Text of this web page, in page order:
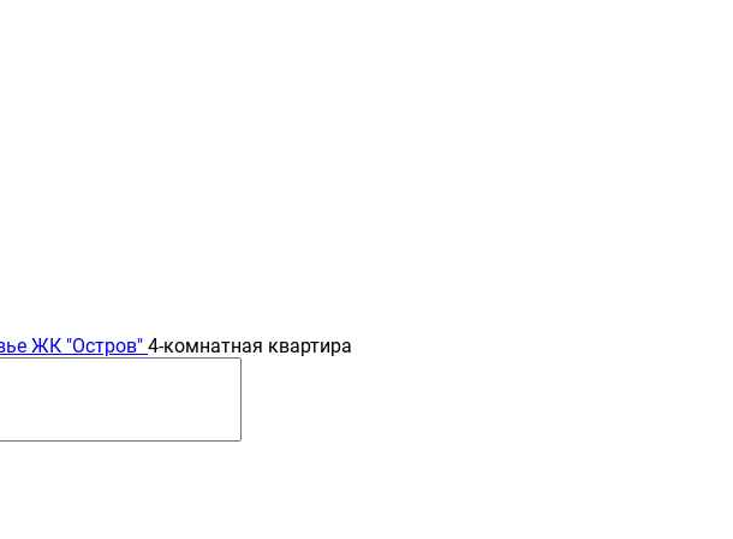
ЖК "Остров" 4-комнатная квартира